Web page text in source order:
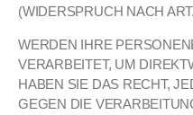
(WIDERSPRUCH NACH
WERDEN IHRE
VERARBEITET, UM
HABEN SIE DAS RECHT,
GEGEN DIE